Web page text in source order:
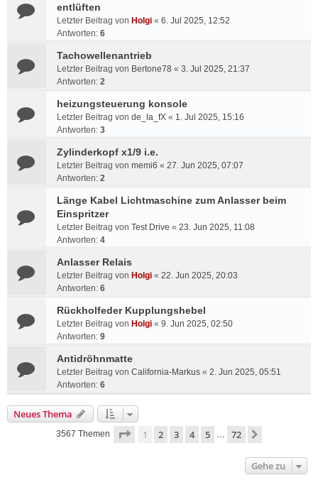
entlüften
Letzter Beitrag von Holgi « 6. Jul 2025, 12:52
Antworten: 6
Tachowellenantrieb
Letzter Beitrag von Bertone78 « 3. Jul 2025, 21:37
Antworten: 2
heizungsteuerung konsole
Letzter Beitrag von de_la_fX « 1. Jul 2025, 15:16
Antworten: 3
Zylinderkopf x1/9 i.e.
Letzter Beitrag von memi6 « 27. Jun 2025, 07:07
Antworten: 2
Länge Kabel Lichtmaschine zum Anlasser beim
Einspritzer
Letzter Beitrag von Test Drive « 23. Jun 2025, 11:08
Antworten: 4
Anlasser Relais
Letzter Beitrag von Holgi « 22. Jun 2025, 20:03
Antworten: 6
Rückholfeder Kupplungshebel
Letzter Beitrag von Holgi « 9. Jun 2025, 02:50
Antworten: 9
Antidröhnmatte
Letzter Beitrag von California-Markus « 2. Jun 2025, 05:51
Antworten: 6
Neues Thema
3567 Themen Seite 1von 72
1 2 3 4 5 … 72
Gehe zu